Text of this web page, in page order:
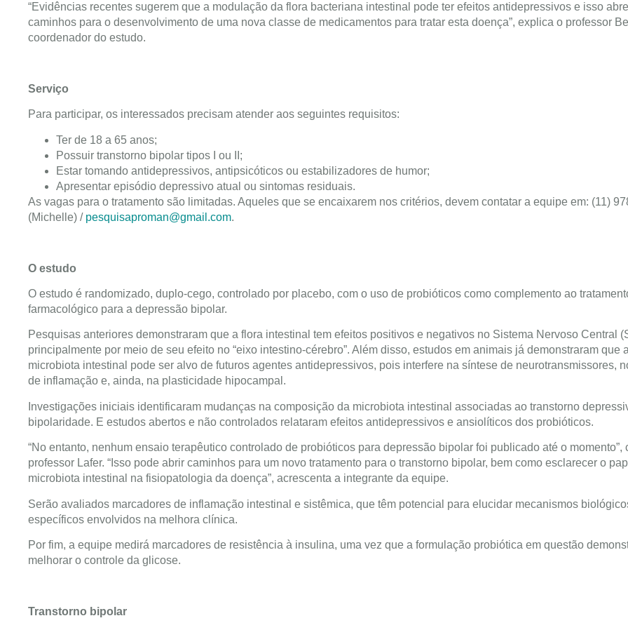
“Evidências recentes sugerem que a modulação da flora bacteriana intestinal pode ter efeitos antidepressivos e isso
caminhos para o desenvolvimento de uma nova classe de medicamentos para tratar esta doença”, explica o professor
coordenador do estudo.
Serviço
Para participar, os interessados precisam atender aos seguintes requisitos:
Ter de 18 a 65 anos;
Possuir transtorno bipolar tipos I ou II;
Estar tomando antidepressivos, antipsicóticos ou estabilizadores de humor;
Apresentar episódio depressivo atual ou sintomas residuais.
As vagas para o tratamento são limitadas. Aqueles que se encaixarem nos critérios, devem contatar a equipe em: (11)
(Michelle) / pesquisaproman@gmail.com.
O estudo
O estudo é randomizado, duplo-cego, controlado por placebo, com o uso de probióticos como complemento ao
farmacológico para a depressão bipolar.
Pesquisas anteriores demonstraram que a flora intestinal tem efeitos positivos e negativos no Sistema Nervoso Central
principalmente por meio de seu efeito no “eixo intestino-cérebro”. Além disso, estudos em animais já demonstraram que
microbiota intestinal pode ser alvo de futuros agentes antidepressivos, pois interfere na síntese de neurotransmissores,
de inflamação e, ainda, na plasticidade hipocampal.
Investigações iniciais identificaram mudanças na composição da microbiota intestinal associadas ao transtorno
bipolaridade. E estudos abertos e não controlados relataram efeitos antidepressivos e ansiolíticos dos probióticos.
“No entanto, nenhum ensaio terapêutico controlado de probióticos para depressão bipolar foi publicado até o momento”,
professor Lafer. “Isso pode abrir caminhos para um novo tratamento para o transtorno bipolar, bem como esclarecer o
microbiota intestinal na fisiopatologia da doença”, acrescenta a integrante da equipe.
Serão avaliados marcadores de inflamação intestinal e sistêmica, que têm potencial para elucidar mecanismos
específicos envolvidos na melhora clínica.
Por fim, a equipe medirá marcadores de resistência à insulina, uma vez que a formulação probiótica em questão
melhorar o controle da glicose.
Transtorno bipolar